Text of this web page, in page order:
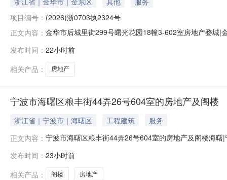
项目编号： (2026)浙0703执2324号
正文内容： 金华市后城里街299号曙光花园18幢3-602室房地产婺城|
信息所有人情况单独所有标的物现状房屋用途及土地性
发布时间： 22小时前
相关产品：
房地产
宁波市海曙区粮丰街44弄26号604室的房地产及阁楼
浙江省｜宁波市｜海曙区 工程建筑
服务
正文内容： 宁波市海曙区粮丰街44弄26号604室的房地产及阁楼海
1.法院执行裁定书；2.可提供的权证证书，行业部门查档
设施齐全，
发布时间： 23小时前
相关产品：
阁楼 房地产